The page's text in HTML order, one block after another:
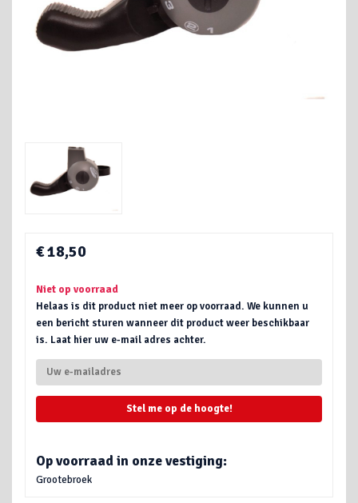
€ 18,50
Niet op voorraad
Helaas is dit product niet meer op voorraad. We kunnen u
een bericht sturen wanneer dit product weer beschikbaar
is. Laat hier uw e-mail adres achter.
Stel me op de hoogte!
Op voorraad in onze vestiging:
Grootebroek